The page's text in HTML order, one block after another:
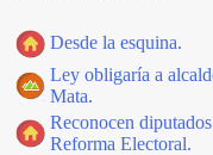
Desde la esquina.
Ley obligaría a
Mata.
Reconocen
Reforma Electoral.